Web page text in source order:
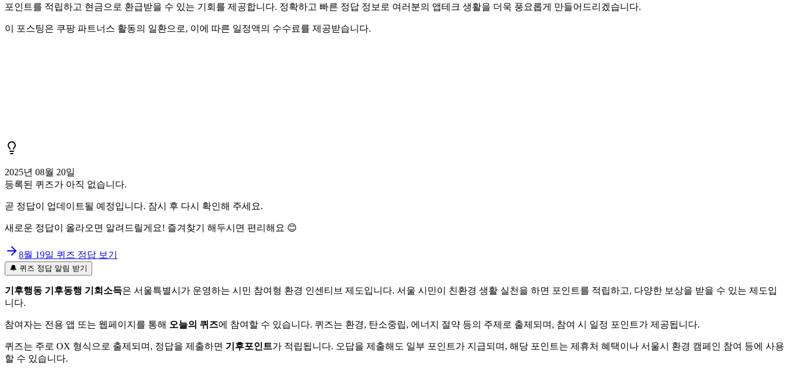
포인트를 적립하고 현금으로 환급받을 수 있는 기회를 제공합니다. 정확하고 빠른 정답 정보로 여러분의 앱테크 생활을 더욱 풍요롭게 만들어드리겠습니다.
이 포스팅은 쿠팡 파트너스 활동의 일환으로, 이에 따른 일정액의 수수료를 제공받습니다.
2025년 08월 20일
등록된 퀴즈가 아직 없습니다.
곧 정답이 업데이트될 예정입니다. 잠시 후 다시 확인해 주세요.
새로운 정답이 올라오면 알려드릴게요! 즐겨찾기 해두시면 편리해요 😊
8월 19일 퀴즈 정답 보기
🔔 퀴즈 정답 알림 받기
기후행동 기후동행 기회소득은 서울특별시가 운영하는 시민 참여형 환경 인센티브 제도입니다. 서울 시민이 친환경 생활 실천을 하면 포인트를 적립하고, 다양한 보상을 받을 수 있는 제도입
니다.
참여자는 전용 앱 또는 웹페이지를 통해 오늘의 퀴즈에 참여할 수 있습니다. 퀴즈는 환경, 탄소중립, 에너지 절약 등의 주제로 출제되며, 참여 시 일정 포인트가 제공됩니다.
퀴즈는 주로 OX 형식으로 출제되며, 정답을 제출하면 기후포인트가 적립됩니다. 오답을 제출해도 일부 포인트가 지급되며, 해당 포인트는 제휴처 혜택이나 서울시 환경 캠페인 참여 등에 사용
할 수 있습니다.